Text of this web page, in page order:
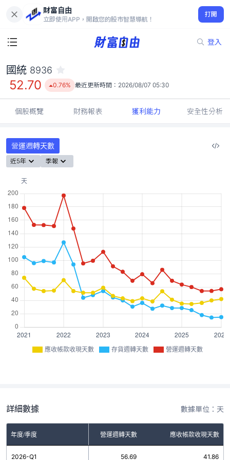
財富自由
立即使用APP，開啟您的股市智慧導航！
打開
登入
52.70
0.76%
國統 8936
52.70 0.76% 最近更新時間： 2026/08/07 05:30
個股概覽 財務報表 獲利能力 安全性分析
營運週轉天數
近5年 季報
應收帳款收現天數 存貨週轉天數 營運週轉天數
詳細數據 數據單位：天
年度/季度
存貨週轉天數 營運週轉天數 應收帳款收現天數
2026-Q1 56.69 41.86